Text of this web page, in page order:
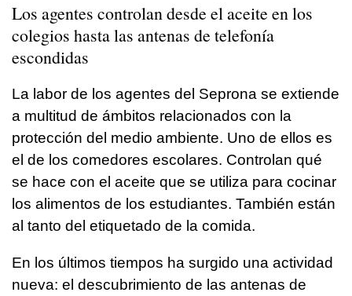
Los agentes controlan desde el aceite en los
colegios hasta las antenas de telefonía
escondidas
La labor de los agentes del Seprona se extiende
a multitud de ámbitos relacionados con la
protección del medio ambiente. Uno de ellos es
el de los comedores escolares. Controlan qué
se hace con el aceite que se utiliza para cocinar
los alimentos de los estudiantes. También están
al tanto del etiquetado de la comida.
En los últimos tiempos ha surgido una actividad
nueva: el descubrimiento de las antenas de